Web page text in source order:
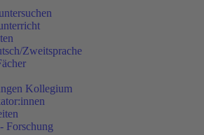
Zweitsprache
Kollegium
Forschung